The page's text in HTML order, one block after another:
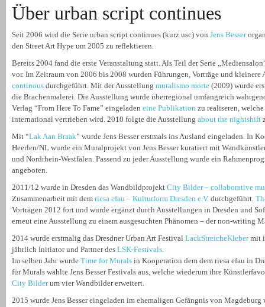
Über urban script continues
Seit 2006 wird die Serie urban script continues (kurz usc) von Jens Besser
den Street Art Hype um 2005 zu reflektieren.
Bereits 2004 fand die erste Veranstaltung statt. Als Teil der Serie
vor. Im Zeitraum von 2006 bis 2008 wurden Führungen, Vorträge und
continous durchgeführt. Mit der Ausstellung muralismo morte (2009) wurde
die Brachenmalerei. Die Ausstellung wurde überregional umfangreich
Verlag “From Here To Fame” eingeladen eine Publikation zu realiseren,
international vertrieben wird. 2010 folgte die Ausstellung about the nightshift
Mit “Lak Aan Braak” wurde Jens Besser erstmals ins Ausland eingeladen. In
Heerlen/NL wurde ein Muralprojekt von Jens Besser kuratiert mit
und Nordrhein-Westfalen. Passend zu jeder Ausstellung wurde ein
angeboten.
2011/12 wurde in Dresden das Wandbildprojekt City Bilder – collaborative
Zusammenarbeit mit dem riesa efau – Kulturform Dresden e.V. durchgeführt.
Vorträgen 2012 fort und wurde ergänzt durch Ausstellungen in Dresden und
erneut eine Ausstellung zu einem ausgesuchten Phänomen – der non-writing
2014 wurde erstmalig das Dresdner Urban Art Festival LackStreicheKlebermit
jährlich Initiator und Partner des LSK-Festivals.
Im selben Jahr wurde Time for Murals in Kooperation dem dem riesa efau in
für Murals wählte Jens Besser Festivals aus, welche wiederum ihre
City Bilderum vier Wandbilder erweitert.
2015 wurde Jens Besser eingeladen im ehemaligen Gefängnis von